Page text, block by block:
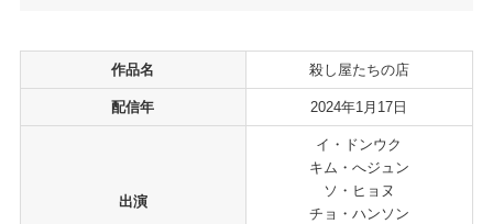
作品名 殺し屋たちの店
配信年 2024年1月17日
出演
イ・ドンウク
キム・へジュン
ソ・ヒョヌ
チョ・ハンソン